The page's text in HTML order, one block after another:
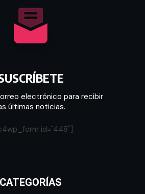
electrónico para recibir
últimas noticias.
id="448"]
CATEGORÍAS